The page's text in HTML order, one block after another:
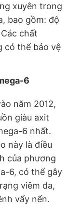
xuyên trong
bao gồm: độ
chất
có thể bảo vệ
6
năm 2012,
giàu axit
6 nhất.
này là điều
của phương
6, có thể gây
viêm da,
vẩy nến.